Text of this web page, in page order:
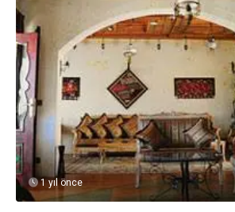
1 yıl önce